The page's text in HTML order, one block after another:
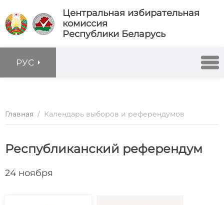
Центральная избирательная
комиссия
Республики Беларусь
РУС
Главная / Календарь выборов и референдумов
Республиканский референдум
24 ноября